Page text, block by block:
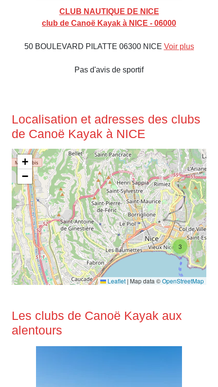
CLUB NAUTIQUE DE NICE
club de Canoë Kayak à NICE - 06000
50 BOULEVARD PILATTE 06300 NICE Voir plus
Pas d'avis de sportif
Localisation et adresses des clubs
de Canoë Kayak à NICE
3
+
−
Leaflet | Map data ©OpenStreetMap
Les clubs de Canoë Kayak aux
alentours